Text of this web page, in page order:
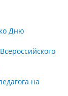
Дню
на